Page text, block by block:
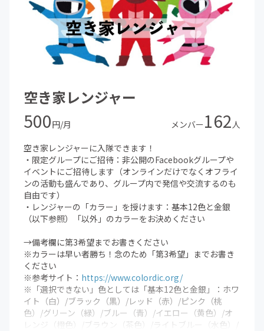
空き家レンジャー
500円/月 メンバー162 人
空き家レンジャーに入隊できます！
・限定グループにご招待：非公開のFacebookグループや
イベントにご招待します（オンラインだけでなくオフライ
ンの活動も盛んであり、グループ内で発信や交流するのも
自由です）
・レンジャーの「カラー」を授けます：基本12色と金銀
（以下参照）「以外」のカラーをお決めください
→備考欄に第3希望までお書きください
※カラーは早い者勝ち！念のため「第3希望」までお書き
ください
※参考サイト： https://www.colordic.org/
※「選択できない」色としては「基本12色と金銀」：ホワ
イト（白）/ブラック（黒）/レッド（赤）/ピンク（桃
色）/グリーン（緑）/ブルー（青）/イエロー（黄色）/オ
レンジ（橙色）/ブラウン（茶色）/ライトブルー（水色）/